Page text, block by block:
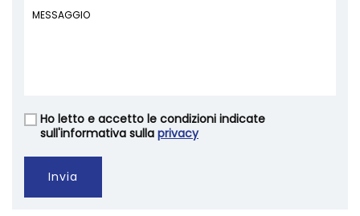
VuotoHo letto e accetto le condizioni indicate
sull'informativa sulla privacy
Invia